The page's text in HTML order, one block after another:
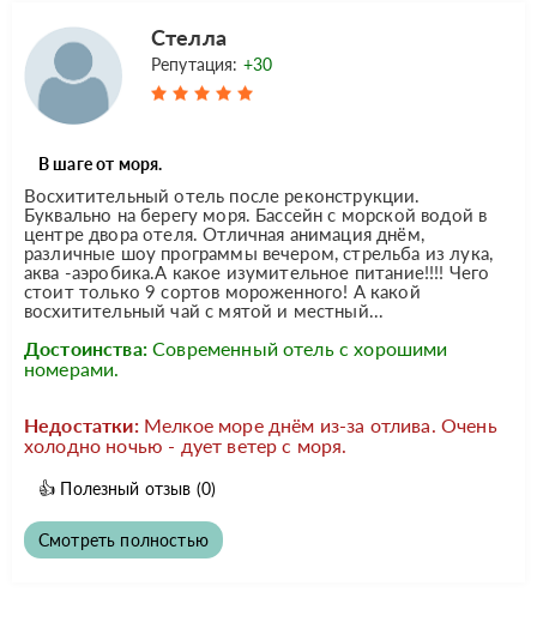
Стелла
Репутация: +30
В шаге от моря.
Восхитительный отель после реконструкции.
Буквально на берегу моря. Бассейн с морской водой в
центре двора отеля. Отличная анимация днём,
различные шоу программы вечером, стрельба из лука,
аква -аэробика.А какое изумительное питание!!!! Чего
стоит только 9 сортов мороженного! А какой
восхитительный чай с мятой и местный...
Достоинства: Современный отель с хорошими
номерами.
Недостатки: Мелкое море днём из-за отлива. Очень
холодно ночью - дует ветер с моря.
👍 Полезный отзыв (0)
Смотреть полностью